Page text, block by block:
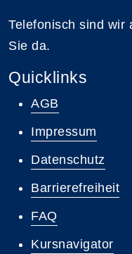
Telefonisch sind wir
Sie da.
Quicklinks
AGB
Impressum
Datenschutz
Barrierefreiheit
FAQ
Kursnavigator